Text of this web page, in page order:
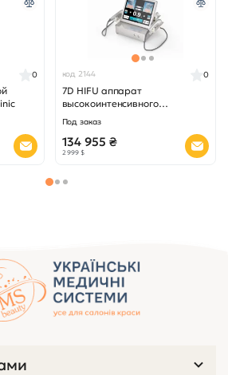
0 код 2144
7D HIFU аппарат
высокоинтенсивного
460
0
Под заказ
134 955 ₴
2 999 $